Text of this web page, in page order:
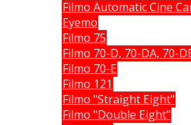
Filmo Automatic Cine
Eyemo
Filmo 75
Filmo 70-D, 70-DA, 70-
Filmo 70-E
Filmo 121
Filmo "Straight Eight"
Filmo "Double Eight"